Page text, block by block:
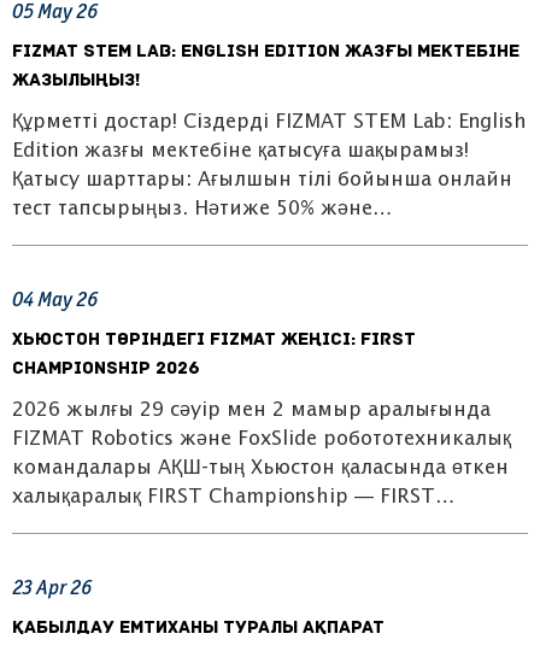
05May26
FIZMAT STEM Lab: English Edition жазғы мектебіне
жазылыңыз!
Құрметті достар! Сіздерді FIZMAT STEM Lab: English
Edition жазғы мектебіне қатысуға шақырамыз!
Қатысу шарттары: Ағылшын тілі бойынша онлайн
тест тапсырыңыз. Нәтиже 50% және…
04May26
Хьюстон төріндегі FIZMAT жеңісі: FIRST
Championship 2026
2026 жылғы 29 сәуір мен 2 мамыр аралығында
FIZMAT Robotics және FoxSlide робототехникалық
командалары АҚШ-тың Хьюстон қаласында өткен
халықаралық FIRST Championship — FIRST…
23Apr26
Қабылдау емтиханы туралы ақпарат